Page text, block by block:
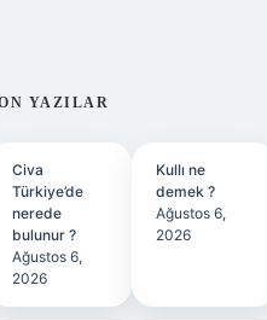
YAZILAR
Civa
Türkiye’de
nerede
bulunur ?
Ağustos 6,
2026
Kullı ne
demek ?
Ağustos 6,
2026